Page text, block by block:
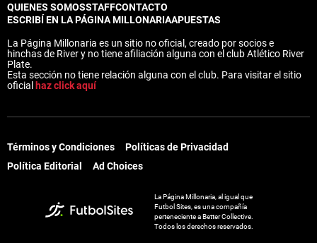
QUIENES SOMOSSTAFFCONTACTO
ESCRIBÍ EN LA PÁGINA MILLONARIAAPUESTAS
La Página Millonaria es un sitio no oficial, creado por socios e
hinchas de River y no tiene afiliación alguna con el club Atlético River
Plate.
Esta sección no tiene relación alguna con el club. Para visitar el sitio
oficial haz click aquí
Términos y Condiciones
Políticas de Privacidad
Política Editorial
Ad Choices
La Página Millonaria, al igual que
Futbol Sites, es una compañía
perteneciente a Better Collective.
Todos los derechos reservados.